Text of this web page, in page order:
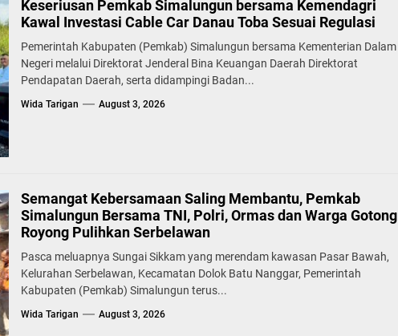
Keseriusan Pemkab Simalungun bersama Kemendagri
Kawal Investasi Cable Car Danau Toba Sesuai Regulasi
Pemerintah Kabupaten (Pemkab) Simalungun bersama Kementerian Dalam
Negeri melalui Direktorat Jenderal Bina Keuangan Daerah Direktorat
Pendapatan Daerah, serta didampingi Badan...
Wida Tarigan August 3, 2026
Semangat Kebersamaan Saling Membantu, Pemkab
Simalungun Bersama TNI, Polri, Ormas dan Warga Gotong
Royong Pulihkan Serbelawan
Pasca meluapnya Sungai Sikkam yang merendam kawasan Pasar Bawah,
Kelurahan Serbelawan, Kecamatan Dolok Batu Nanggar, Pemerintah
Kabupaten (Pemkab) Simalungun terus...
Wida Tarigan August 3, 2026